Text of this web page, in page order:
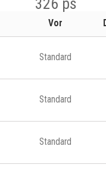
Vor
Standard
Standard
Standard